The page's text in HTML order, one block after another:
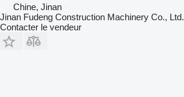
Chine, Jinan
Jinan Fudeng Construction Machinery Co., Ltd.
Contacter le vendeur